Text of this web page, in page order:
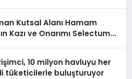
Kutsal Alanı Hamam
Kazı ve Onarımı Selectum
10 milyon havluyu her
tüketicilerle buluşturuyor